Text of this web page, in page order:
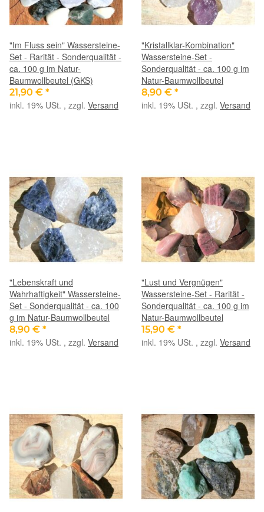
"Im Fluss sein" Wassersteine-
Set - Rarität - Sonderqualität -
ca. 100 g im Natur-
Baumwollbeutel (GKS)
21,90 € *
inkl. 19% USt. , zzgl. Versand
"Kristallklar-Kombination"
Wassersteine-Set -
Sonderqualität - ca. 100 g im
Natur-Baumwollbeutel
8,90 € *
inkl. 19% USt. , zzgl. Versand
"Lebenskraft und
Wahrhaftigkeit" Wassersteine-
Set - Sonderqualität - ca. 100
g im Natur-Baumwollbeutel
8,90 € *
inkl. 19% USt. , zzgl. Versand
"Lust und Vergnügen"
Wassersteine-Set - Rarität -
Sonderqualität - ca. 100 g im
Natur-Baumwollbeutel
15,90 € *
inkl. 19% USt. , zzgl. Versand